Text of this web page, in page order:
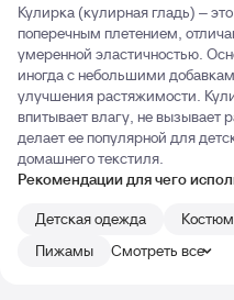
Кулирка (кулирная гладь) –
поперечным плетением,
умеренной эластичностью.
иногда с небольшими
улучшения растяжимости.
впитывает влагу, не
делает ее популярной для
домашнего текстиля.
Рекомендации для чего
Детская одежда
Пижамы
Смотреть все